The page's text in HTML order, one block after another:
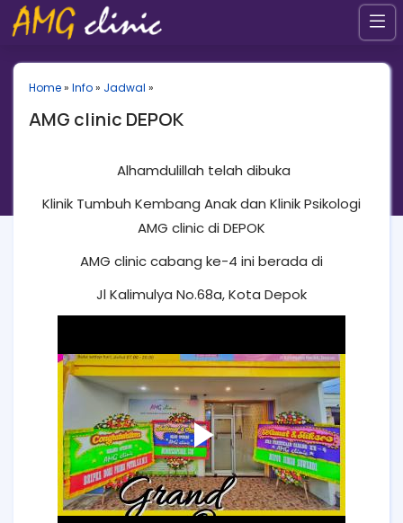
Home» Info» Jadwal »
AMG clinic DEPOK
Alhamdulillah telah dibuka
Klinik Tumbuh Kembang Anak dan Klinik Psikologi
AMG clinic di DEPOK
AMG clinic cabang ke-4 ini berada di
Jl Kalimulya No.68a, Kota Depok